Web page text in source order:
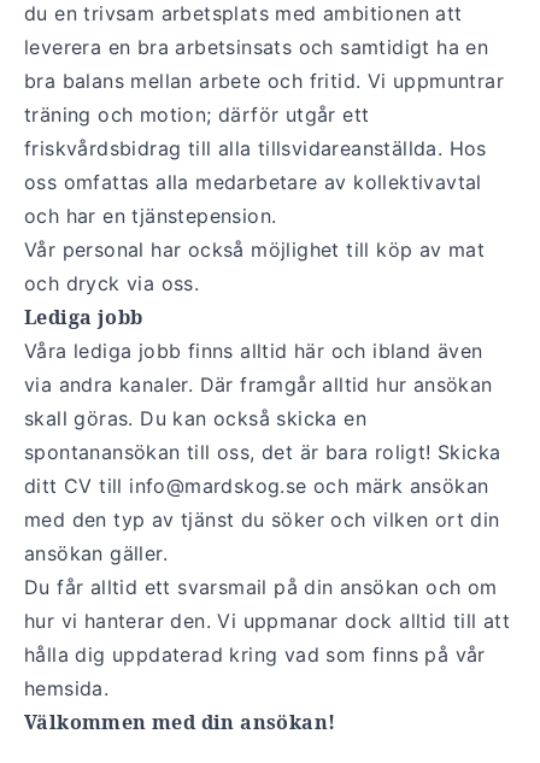
du en trivsam arbetsplats med ambitionen att
leverera en bra arbetsinsats och samtidigt ha en
bra balans mellan arbete och fritid. Vi uppmuntrar
träning och motion; därför utgår ett
friskvårdsbidrag till alla tillsvidareanställda. Hos
oss omfattas alla medarbetare av kollektivavtal
och har en tjänstepension.
Vår personal har också möjlighet till köp av mat
och dryck via oss.
Lediga jobb
Våra lediga jobb finns alltid här och ibland även
via andra kanaler. Där framgår alltid hur ansökan
skall göras. Du kan också skicka en
spontanansökan till oss, det är bara roligt! Skicka
ditt CV till info@mardskog.se och märk ansökan
med den typ av tjänst du söker och vilken ort din
ansökan gäller.
Du får alltid ett svarsmail på din ansökan och om
hur vi hanterar den. Vi uppmanar dock alltid till att
hålla dig uppdaterad kring vad som finns på vår
hemsida.
Välkommen med din ansökan!